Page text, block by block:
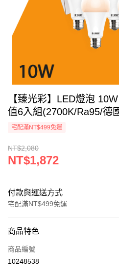
【臻光彩】LED燈泡
值6入組(2700K/Ra95/德
宅配滿NT$499免運
NT$2,080
NT$1,872
付款與運送方式
宅配滿NT$499免運
信用卡一次付款
LINE Pay
商品特色
商品編號
10248538